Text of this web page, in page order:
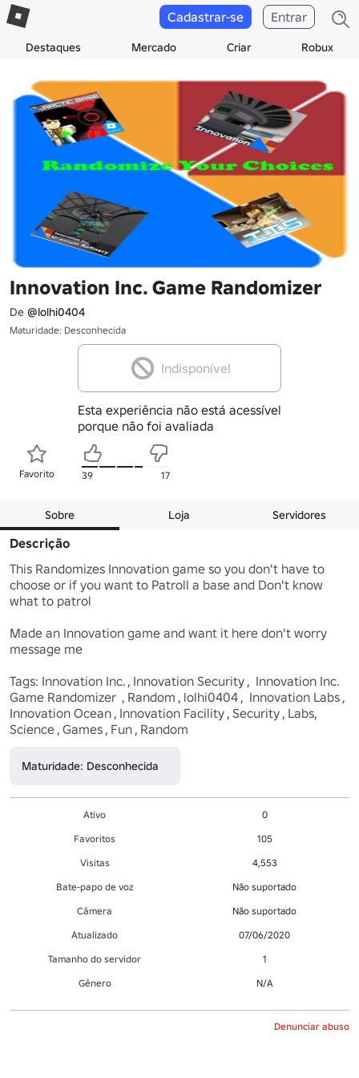
Destaques Mercado Criar Robux
Cadastrar-se Entrar
Innovation Inc. Game Randomizer
De @lolhi0404
Maturidade: Desconhecida
Indisponível
Esta experiência não está acessível
porque não foi avaliada
Favorito 39 17
Sobre Loja Servidores
Descrição
This Randomizes Innovation game so you don't have to
choose or if you want to Patroll a base and Don't know
what to patrol
Made an Innovation game and want it here don't worry
message me
Tags: Innovation Inc. , Innovation Security ,  Innovation Inc.
Game Randomizer  , Random , lolhi0404 ,  Innovation Labs ,
Innovation Ocean , Innovation Facility , Security , Labs,
Maturidade: Desconhecida
Ativo
0
Favoritos
105
Visitas
4,553
Bate-papo de voz
Não suportado
Câmera
Não suportado
Atualizado
07/06/2020
Tamanho do servidor
1
Gênero
N/A
Denunciar abuso